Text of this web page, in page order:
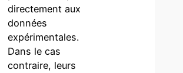
directement aux
données
expérimentales.
Dans le cas
contraire, leurs